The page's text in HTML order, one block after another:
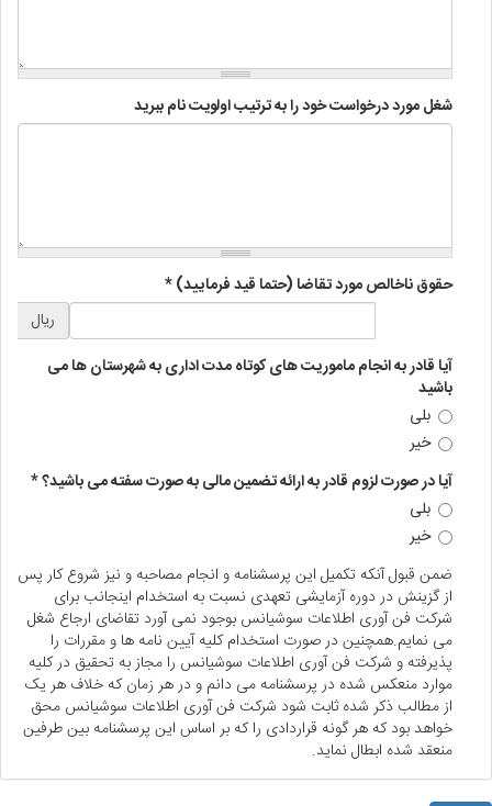
شغل مورد درخواست خود را به ترتیب اولویت نام ببرید
حقوق ناخالص مورد تقاضا (حتما قید فرمایید)*
ریال
آیا قادر به انجام ماموریت های کوتاه مدت اداری به شهرستان ها می
باشید
بلی
خیر
آیا در صورت لزوم قادر به ارائه تضمین مالی به صورت سفته می باشید؟*
بلی
خیر
ضمن قبول آنکه تکمیل این پرسشنامه و انجام مصاحبه و نیز شروع کار پس
از گزینش در دوره آزمایشی تعهدی نسبت به استخدام اینجانب برای
شرکت فن آوری اطلاعات سوشیانس بوجود نمی آورد تقاضای ارجاع شغل
می نمایم.همچنین در صورت استخدام کلیه آیین نامه ها و مقررات را
پذیرفته و شرکت فن آوری اطلاعات سوشیانس را مجاز به تحقیق در کلیه
موارد منعکس شده در پرسشنامه می دانم و در هر زمان که خلاف هر یک
از مطالب ذکر شده ثابت شود شرکت فن آوری اطلاعات سوشیانس محق
خواهد بود که هر گونه قراردادی را که بر اساس این پرسشنامه بین طرفین
منعقد شده ابطال نماید.